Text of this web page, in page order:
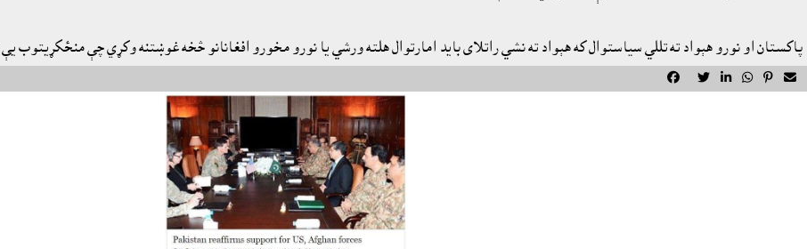
پاکستان او نورو هېواد ته تللي سياستوال که هېواد ته نشي راتلاى بايد امارتوال هلته ورشي يا نورو مخورو افغانانو څخه غوښتنه وکړي چې منځکړيتوب
     